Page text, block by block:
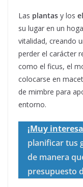
Las plantas y los
su lugar en un
vitalidad, creando
perder el carácter
como el ficus, el
colocarse en
de mimbre para
entorno.
¡Muy
planificar tus
de manera
presupuesto